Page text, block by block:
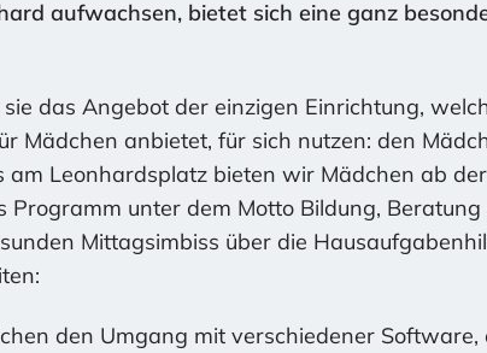
aufwachsen, bietet sich eine ganz
das Angebot der einzigen Einrichtung,
Mädchen anbietet, für sich nutzen: den
am Leonhardsplatz bieten wir Mädchen ab
unter dem Motto Bildung,
Mittagsimbiss über die
den Umgang mit verschiedener